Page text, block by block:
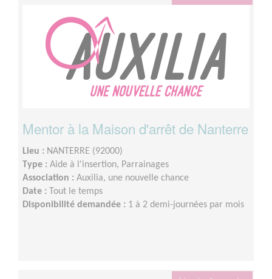
Mentor à la Maison d'arrêt de Nanterre
Lieu : NANTERRE (92000)
Type : Aide à l'insertion, Parrainages
Association : Auxilia, une nouvelle chance
Date :
Tout le temps
Disponibilité demandée : 1 à 2 demi-journées par mois